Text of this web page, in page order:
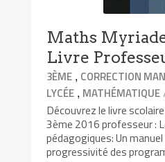
Maths
Livre
3ÈME , CORRECTION
LYCÉE , MATHÉMATIQUE
Découvrez le livre
3ème 2016 professeur :
pédagogiques: Un
progressivité des